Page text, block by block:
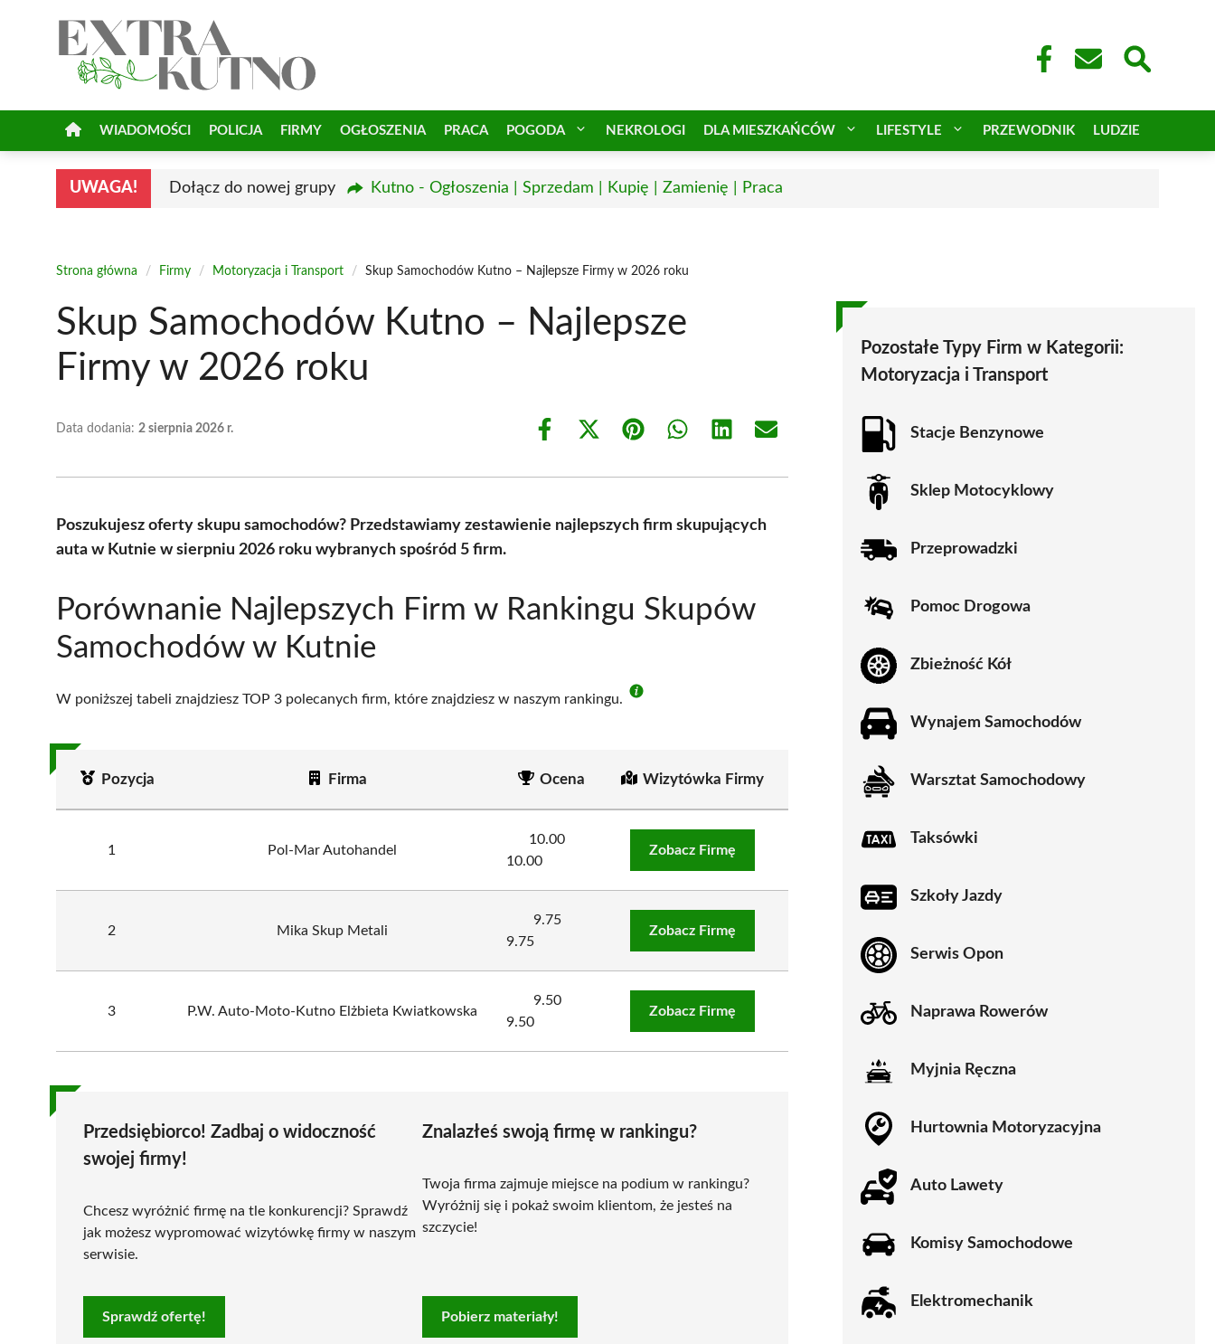
WIADOMOŚCI POLICJA FIRMY OGŁOSZENIA PRACA POGODA NEKROLOGI DLA MIESZKAŃCÓW LIFESTYLE PRZEWODNIK LUDZIE
UWAGA! Dołącz do nowej grupy Kutno - Ogłoszenia | Sprzedam | Kupię | Zamienię | Praca
Strona główna / Firmy / Motoryzacja i Transport / Skup Samochodów Kutno – Najlepsze Firmy w 2026 roku
Skup Samochodów Kutno – Najlepsze
Firmy w 2026 roku
Data dodania: 2 sierpnia 2026 r.
Share
Share
(Twitter)
Share Share Share Share
Poszukujesz oferty skupu samochodów? Przedstawiamy zestawienie najlepszych firm skupujących
auta w Kutnie w sierpniu 2026 roku wybranych spośród 5 firm.
Porównanie Najlepszych Firm w Rankingu Skupów
Samochodów w Kutnie
W poniższej tabeli znajdziesz TOP 3 polecanych firm, które znajdziesz w naszym rankingu.
Pozycja Firma Ocena Wizytówka Firmy
1 Pol-Mar Autohandel
10.00
10.00
Zobacz Firmę
2 Mika Skup Metali
9.75
9.75
Zobacz Firmę
3 P.W. Auto-Moto-Kutno Elżbieta Kwiatkowska
9.50
9.50
Zobacz Firmę
Przedsiębiorco! Zadbaj o widoczność
swojej firmy!
Chcesz wyróżnić firmę na tle konkurencji? Sprawdź
jak możesz wypromować wizytówkę firmy w naszym
serwisie.
Sprawdź ofertę!
Znalazłeś swoją firmę w rankingu?
Twoja firma zajmuje miejsce na podium w rankingu?
Wyróżnij się i pokaż swoim klientom, że jesteś na
szczycie!
Pobierz materiały!
Pozostałe Typy Firm w Kategorii:
Motoryzacja i Transport
Stacje Benzynowe
Sklep Motocyklowy
Przeprowadzki
Pomoc Drogowa
Zbieżność Kół
Wynajem Samochodów
Warsztat Samochodowy
Taksówki
Szkoły Jazdy
Serwis Opon
Naprawa Rowerów
Myjnia Ręczna
Hurtownia Motoryzacyjna
Auto Lawety
Komisy Samochodowe
Elektromechanik